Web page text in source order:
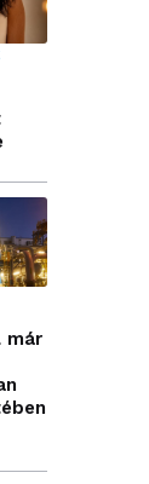
már